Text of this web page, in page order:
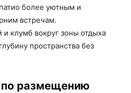
более уютным и
встречам.
и клумб вокруг зоны отдыха
пространства без
размещению